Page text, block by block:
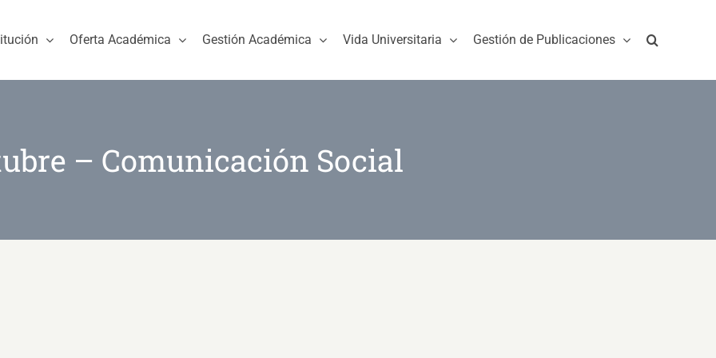
Oferta Académica Gestión Académica Vida Universitaria Gestión de Publicaciones
– Comunicación Social